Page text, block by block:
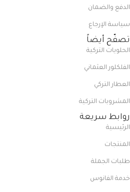
الدفع والضمان
سياسة الإرجاع
تصفّح أيضاً
الحلويات التركية
الفلكلور العثماني
العطار التركي
المشروبات التركية
روابط سريعة
الرئيسية
المنتجات
طلبات الجملة
خدمة الفانوس